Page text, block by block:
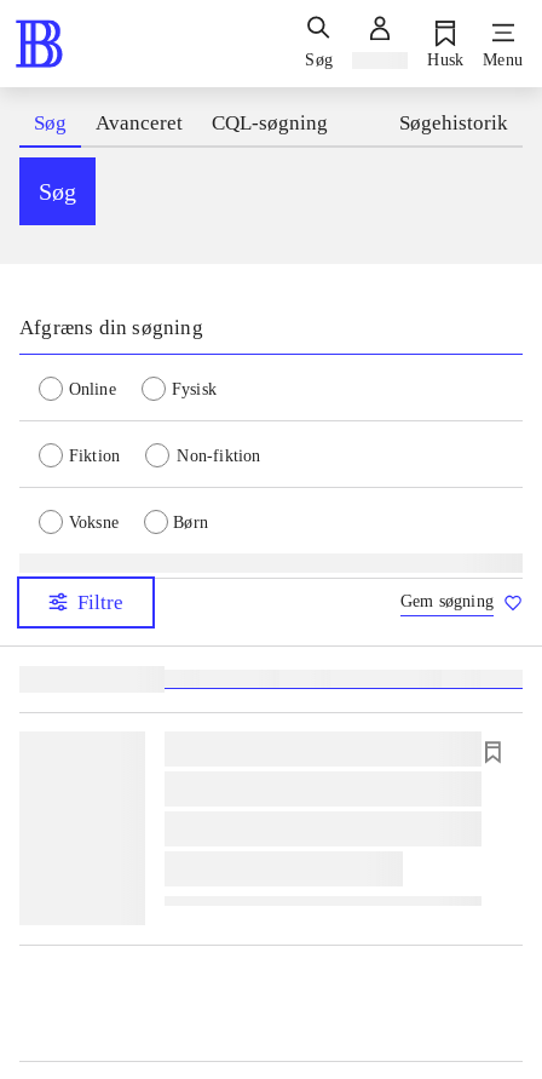
Søg Husk Menu
Søg Avanceret CQL-søgning Søgehistorik
Søg
Afgræns din søgning
Online Fysisk
Fiktion Non-fiktion
Voksne Børn
Filtre Gem søgning
lorem ipsum dolor sit amet ...